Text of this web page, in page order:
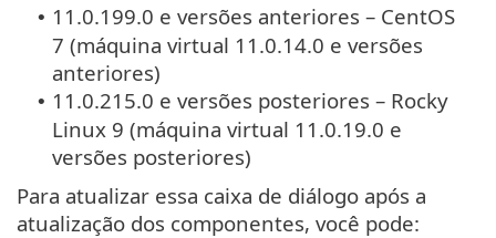
• 11.0.199.0 e versões anteriores – CentOS
7 (máquina virtual 11.0.14.0 e versões
anteriores)
• 11.0.215.0 e versões posteriores – Rocky
Linux 9 (máquina virtual 11.0.19.0 e
versões posteriores)
Para atualizar essa caixa de diálogo após a
atualização dos componentes, você pode: